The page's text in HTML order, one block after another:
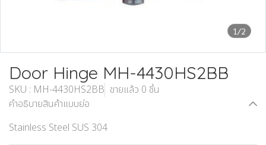
1/2
Door Hinge MH-4430HS2BB
SKU : MH-4430HS2BB ขายแล้ว 0 ชิ้น
คำอธิบายสินค้าแบบย่อ
Stainless Steel SUS 304